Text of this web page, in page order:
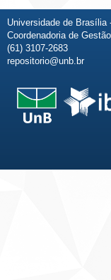
Universidade de Brasília
Coordenadoria de
(61) 3107-2683
repositorio@unb.br